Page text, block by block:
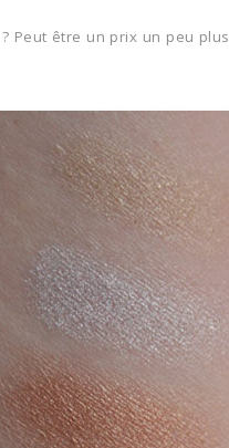
Peut être un prix un peu plus